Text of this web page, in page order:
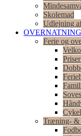
Skolemad
Udlejning
OVERNATNING
Ferie og
Træning- &